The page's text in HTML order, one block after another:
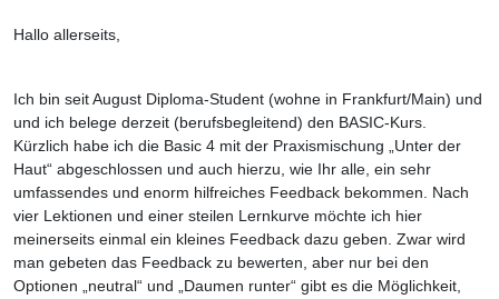
Hallo allerseits,
Ich bin seit August Diploma-Student (wohne in Frankfurt/Main) und
und ich belege derzeit (berufsbegleitend) den BASIC-Kurs.
Kürzlich habe ich die Basic 4 mit der Praxismischung „Unter der
Haut“ abgeschlossen und auch hierzu, wie Ihr alle, ein sehr
umfassendes und enorm hilfreiches Feedback bekommen. Nach
vier Lektionen und einer steilen Lernkurve möchte ich hier
meinerseits einmal ein kleines Feedback dazu geben. Zwar wird
man gebeten das Feedback zu bewerten, aber nur bei den
Optionen „neutral“ und „Daumen runter“ gibt es die Möglichkeit,